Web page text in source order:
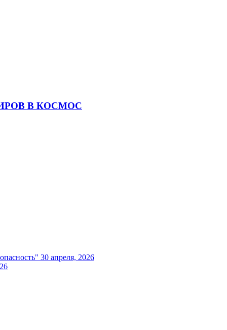
В КОСМОС
30 апреля, 2026